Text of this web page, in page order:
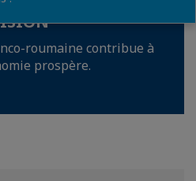
roumaine contribue à
prospère.